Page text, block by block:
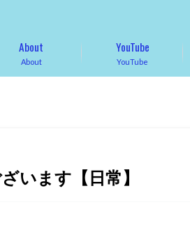
About
About
YouTube
YouTube
います【日常】